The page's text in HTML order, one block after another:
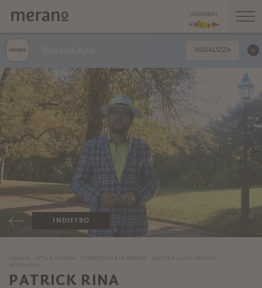
INDIETRO
MERANO CITTÀ & CULTURA IL TERRITORIO & LE PERSONE
QUESTA È LA MIA MERANO
PATRICK RINA
PATRICK RINA
VISUALIZZA